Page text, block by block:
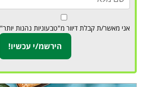
אני מאשר/ת קבלת דיוור מ"טבעוניות נהנות יותר"